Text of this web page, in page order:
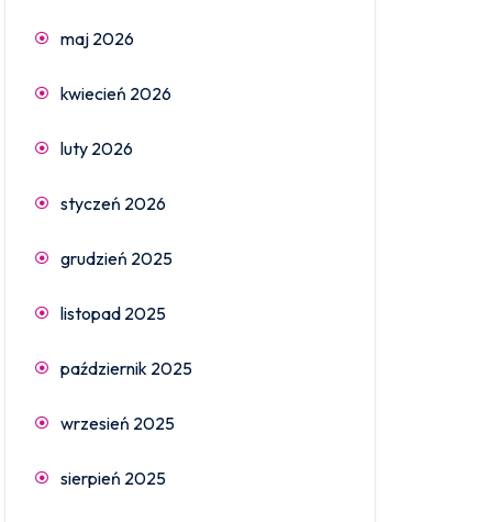
maj 2026
kwiecień 2026
luty 2026
styczeń 2026
grudzień 2025
listopad 2025
październik 2025
wrzesień 2025
sierpień 2025